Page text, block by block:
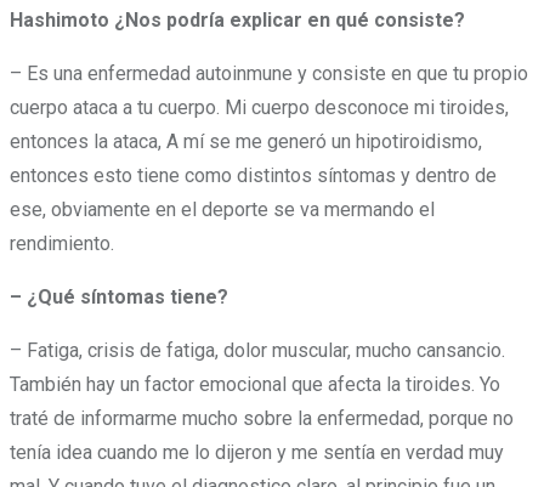
Hashimoto ¿Nos podría explicar en qué consiste?
– Es una enfermedad autoinmune y consiste en que tu propio
cuerpo ataca a tu cuerpo. Mi cuerpo desconoce mi tiroides,
entonces la ataca, A mí se me generó un hipotiroidismo,
entonces esto tiene como distintos síntomas y dentro de
ese, obviamente en el deporte se va mermando el
rendimiento.
– ¿Qué síntomas tiene?
– Fatiga, crisis de fatiga, dolor muscular, mucho cansancio.
También hay un factor emocional que afecta la tiroides. Yo
traté de informarme mucho sobre la enfermedad, porque no
tenía idea cuando me lo dijeron y me sentía en verdad muy